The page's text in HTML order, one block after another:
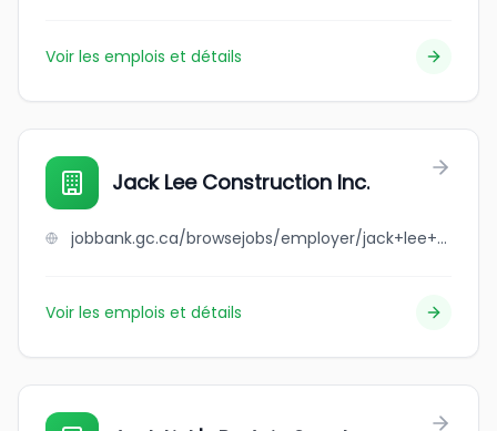
Voir les emplois et détails
Jack Lee Construction Inc.
jobbank.gc.ca/browsejobs/employer/jack+lee+construction+inc./ca
Voir les emplois et détails